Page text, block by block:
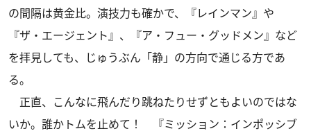
の間隔は黄金比。演技力も確かで、『レインマン』や
『ザ・エージェント』、『ア・フュー・グッドメン』など
を拝見しても、じゅうぶん「静」の方向で通じる方であ
る。
正直、こんなに飛んだり跳ねたりせずともよいのではな
いか。誰かトムを止めて！ 『ミッション：インポッシブ